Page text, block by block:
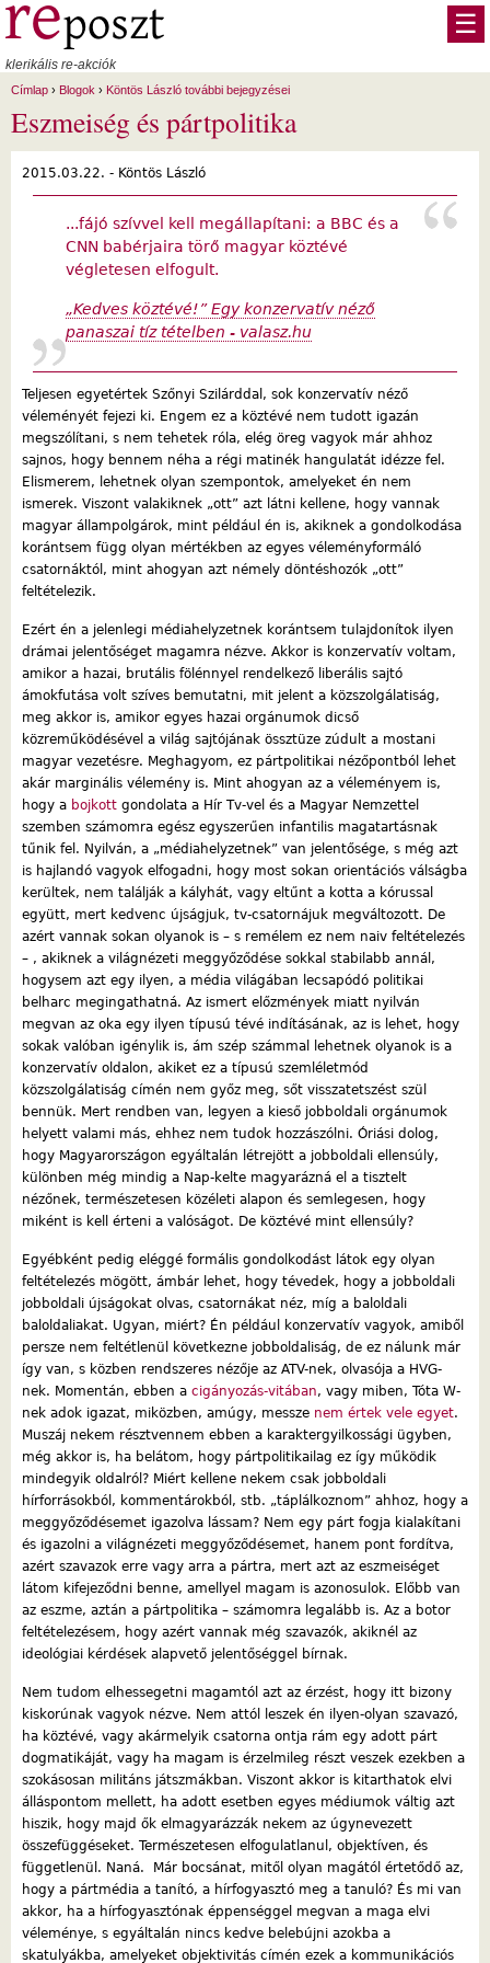
Ugrás a tartalomra
klerikális re-akciók
☰
Címlap › Blogok › Köntös László további bejegyzései
Eszmeiség és pártpolitika
2015.03.22. - Köntös László
...fájó szívvel kell megállapítani: a BBC és a
CNN babérjaira törő magyar köztévé
végletesen elfogult.
„Kedves köztévé!” Egy konzervatív néző
panaszai tíz tételben - valasz.hu
Teljesen egyetértek Szőnyi Szilárddal, sok konzervatív néző
véleményét fejezi ki. Engem ez a köztévé nem tudott igazán
megszólítani, s nem tehetek róla, elég öreg vagyok már ahhoz
sajnos, hogy bennem néha a régi matinék hangulatát idézze fel.
Elismerem, lehetnek olyan szempontok, amelyeket én nem
ismerek. Viszont valakiknek „ott” azt látni kellene, hogy vannak
magyar állampolgárok, mint például én is, akiknek a gondolkodása
korántsem függ olyan mértékben az egyes véleményformáló
csatornáktól, mint ahogyan azt némely döntéshozók „ott”
feltételezik.
Ezért én a jelenlegi médiahelyzetnek korántsem tulajdonítok ilyen
drámai jelentőséget magamra nézve. Akkor is konzervatív voltam,
amikor a hazai, brutális fölénnyel rendelkező liberális sajtó
ámokfutása volt szíves bemutatni, mit jelent a közszolgálatiság,
meg akkor is, amikor egyes hazai orgánumok dicső
közreműködésével a világ sajtójának össztüze zúdult a mostani
magyar vezetésre. Meghagyom, ez pártpolitikai nézőpontból lehet
akár marginális vélemény is. Mint ahogyan az a véleményem is,
hogy a bojkott gondolata a Hír Tv-vel és a Magyar Nemzettel
szemben számomra egész egyszerűen infantilis magatartásnak
tűnik fel. Nyilván, a „médiahelyzetnek” van jelentősége, s még azt
is hajlandó vagyok elfogadni, hogy most sokan orientációs válságba
kerültek, nem találják a kályhát, vagy eltűnt a kotta a kórussal
együtt, mert kedvenc újságjuk, tv-csatornájuk megváltozott. De
azért vannak sokan olyanok is – s remélem ez nem naiv feltételezés
– , akiknek a világnézeti meggyőződése sokkal stabilabb annál,
hogysem azt egy ilyen, a média világában lecsapódó politikai
belharc megingathatná. Az ismert előzmények miatt nyilván
megvan az oka egy ilyen típusú tévé indításának, az is lehet, hogy
sokak valóban igénylik is, ám szép számmal lehetnek olyanok is a
konzervatív oldalon, akiket ez a típusú szemléletmód
közszolgálatiság címén nem győz meg, sőt visszatetszést szül
bennük. Mert rendben van, legyen a kieső jobboldali orgánumok
helyett valami más, ehhez nem tudok hozzászólni. Óriási dolog,
hogy Magyarországon egyáltalán létrejött a jobboldali ellensúly,
különben még mindig a Nap-kelte magyarázná el a tisztelt
nézőnek, természetesen közéleti alapon és semlegesen, hogy
miként is kell érteni a valóságot. De köztévé mint ellensúly?
Egyébként pedig eléggé formális gondolkodást látok egy olyan
feltételezés mögött, ámbár lehet, hogy tévedek, hogy a jobboldali
jobboldali újságokat olvas, csatornákat néz, míg a baloldali
baloldaliakat. Ugyan, miért? Én például konzervatív vagyok, amiből
persze nem feltétlenül következne jobboldaliság, de ez nálunk már
így van, s közben rendszeres nézője az ATV-nek, olvasója a HVG-
nek. Momentán, ebben a cigányozás-vitában, vagy miben, Tóta W-
nek adok igazat, miközben, amúgy, messze nem értek vele egyet.
Muszáj nekem résztvennem ebben a karaktergyilkossági ügyben,
még akkor is, ha belátom, hogy pártpolitikailag ez így működik
mindegyik oldalról? Miért kellene nekem csak jobboldali
hírforrásokból, kommentárokból, stb. „táplálkoznom” ahhoz, hogy a
meggyőződésemet igazolva lássam? Nem egy párt fogja kialakítani
és igazolni a világnézeti meggyőződésemet, hanem pont fordítva,
azért szavazok erre vagy arra a pártra, mert azt az eszmeiséget
látom kifejeződni benne, amellyel magam is azonosulok. Előbb van
az eszme, aztán a pártpolitika – számomra legalább is. Az a botor
feltételezésem, hogy azért vannak még szavazók, akiknél az
ideológiai kérdések alapvető jelentőséggel bírnak.
Nem tudom elhessegetni magamtól azt az érzést, hogy itt bizony
kiskorúnak vagyok nézve. Nem attól leszek én ilyen-olyan szavazó,
ha köztévé, vagy akármelyik csatorna ontja rám egy adott párt
dogmatikáját, vagy ha magam is érzelmileg részt veszek ezekben a
szokásosan militáns játszmákban. Viszont akkor is kitarthatok elvi
álláspontom mellett, ha adott esetben egyes médiumok váltig azt
hiszik, hogy majd ők elmagyarázzák nekem az úgynevezett
összefüggéseket. Természetesen elfogulatlanul, objektíven, és
függetlenül. Naná. Már bocsánat, mitől olyan magától értetődő az,
hogy a pártmédia a tanító, a hírfogyasztó meg a tanuló? És mi van
akkor, ha a hírfogyasztónak éppenséggel megvan a maga elvi
véleménye, s egyáltalán nincs kedve belebújni azokba a
skatulyákba, amelyeket objektivitás címén ezek a kommunikációs